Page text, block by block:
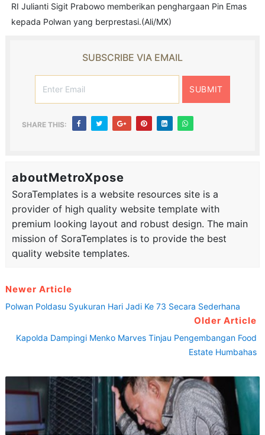
RI Julianti Sigit Prabowo memberikan penghargaan Pin Emas
kepada Polwan yang berprestasi.(Ali/MX)
SUBSCRIBE VIA EMAIL
SHARE THIS:
aboutMetroXpose
SoraTemplates is a website resources site is a
provider of high quality website template with
premium looking layout and robust design. The main
mission of SoraTemplates is to provide the best
quality website templates.
Newer Article
Polwan Poldasu Syukuran Hari Jadi Ke 73 Secara Sederhana
Older Article
Kapolda Dampingi Menko Marves Tinjau Pengembangan Food
Estate Humbahas